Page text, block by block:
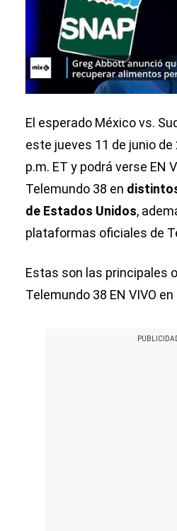
El esperado México vs.
este jueves 11 de junio de
p.m. ET y podrá verse EN
Telemundo 38 en
de Estados Unidos,
plataformas oficiales de
Estas son las principales
Telemundo 38 EN VIVO